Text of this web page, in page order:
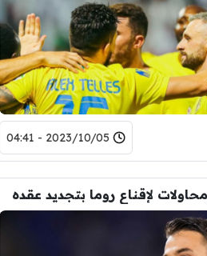
2023/10/05 - 04:41
لإقناع روما بتجديد عقده